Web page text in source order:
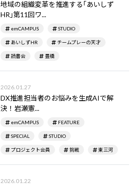
地域の組織変革を推進する｢あいしず
HR｣第11回ワ...
emCAMPUS STUDIO
あいしずHR チームプレーの天才
読書会 豊橋
2026.01.27
DX推進担当者のお悩みを生成AIで解
決！――岩瀬憲...
emCAMPUS FEATURE
SPECIAL STUDIO
プロジェクト会員 挑戦 東三河
2026.01.22